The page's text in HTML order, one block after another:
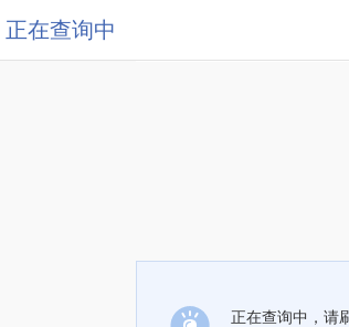
正在查询中
正在查询中，请